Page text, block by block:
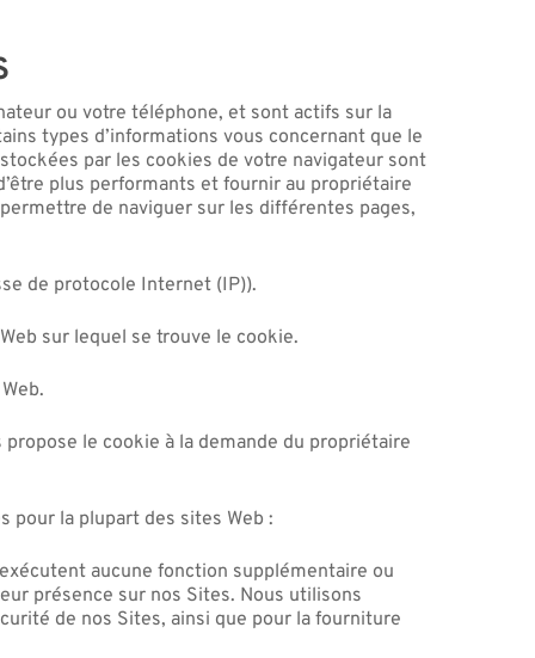
ou votre téléphone, et sont actifs sur la
types d’informations vous concernant que le
par les cookies de votre navigateur sont
plus performants et fournir au propriétaire
de naviguer sur les différentes pages,
de protocole Internet (IP)).
sur lequel se trouve le cookie.
le cookie à la demande du propriétaire
pour la plupart des sites Web :
aucune fonction supplémentaire ou
présence sur nos Sites. Nous utilisons
de nos Sites, ainsi que pour la fourniture